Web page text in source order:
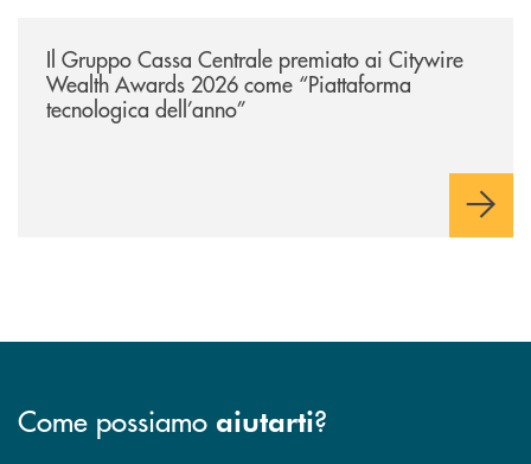
Il Gruppo Cassa Centrale premiato ai Citywire
Wealth Awards 2026 come “Piattaforma
tecnologica dell’anno”
Come possiamo aiutarti?